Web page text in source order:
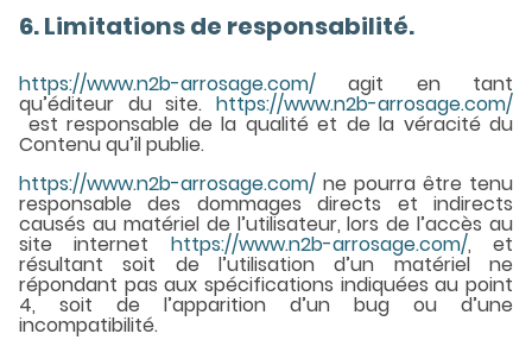
6. Limitations de responsabilité.
https://www.n2b-arrosage.com/ agit en tant
qu’éditeur du site. https://www.n2b-arrosage.com/
est responsable de la qualité et de la véracité du
Contenu qu’il publie.
https://www.n2b-arrosage.com/ ne pourra être tenu
responsable des dommages directs et indirects
causés au matériel de l’utilisateur, lors de l’accès au
site internet https://www.n2b-arrosage.com/, et
résultant soit de l’utilisation d’un matériel ne
répondant pas aux spécifications indiquées au point
4, soit de l’apparition d’un bug ou d’une
incompatibilité.